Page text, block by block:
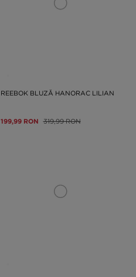
REEBOK BLUZĂ HANORAC LILIAN
199,99 RON 319,99 RON